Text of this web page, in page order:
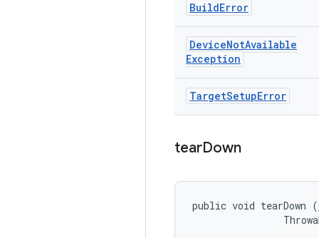
BuildError
DeviceNotAvailable
Exception
TargetSetupError
tearDown
public void tearDown (